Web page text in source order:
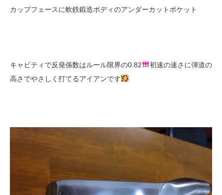
カップフェースに軟鉄鍛造ボディのアンダーカットポケット
キャビティで反発係数はルール限界の0.82
初速の速さに弾道の
高さでやさしく打てるアイアンです